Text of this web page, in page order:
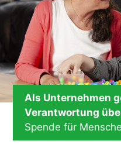
Als Unternehmen
Verantwortung
Spende für